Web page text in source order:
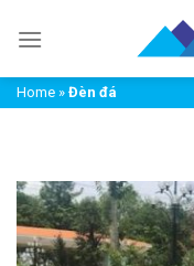
đến
dungHome » Đèn đá